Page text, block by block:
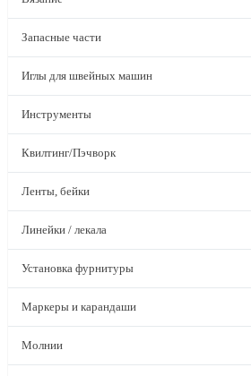
Запасные части
Иглы для швейных машин
Инструменты
Квилтинг/Пэчворк
Ленты, бейки
Линейки / лекала
Установка фурнитуры
Маркеры и карандаши
Молнии